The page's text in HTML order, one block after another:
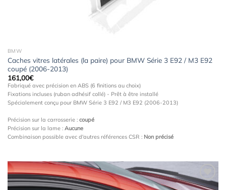
BMW
Caches vitres latérales (la paire) pour BMW Série 3 E92 / M3 E92
coupé (2006-2013)
161,00€
Fabriqué avec précision en ABS (6 finitions au choix)
Fixations incluses (ruban adhésif collé) - Prêt à être installé
Spécialement conçu pour BMW Série 3 E92 / M3 E92 (2006-2013)
Précision sur la carrosserie : coupé
Précision sur la lame : Aucune
Combinaison possible avec d'autres références CSR : Non précisé